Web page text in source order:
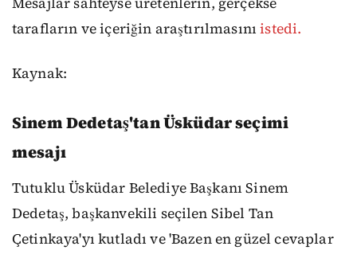
tarafların ve içeriğin araştırılmasınıistedi.
Kaynak:
Sinem Dedetaş'tan Üsküdar seçimi
mesajı
Tutuklu Üsküdar Belediye Başkanı Sinem
Dedetaş, başkanvekili seçilen Sibel Tan
Çetinkaya'yı kutladı ve 'Bazen en güzel cevaplar